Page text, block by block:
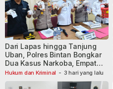
Hukum dan Kriminal - 3 hari yang lalu
Dari Lapas hingga Tanjung
Uban, Polres Bintan Bongkar
Dua Kasus Narkoba, Empat
Tersangka Dibekuk